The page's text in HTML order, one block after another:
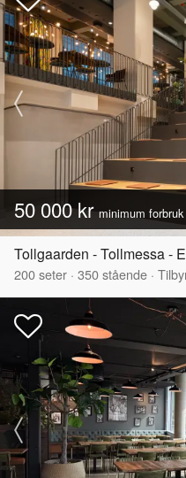
50 000 krminimum forbruk
Tollgaarden - Tollmessa -
200seter · 350stående ·